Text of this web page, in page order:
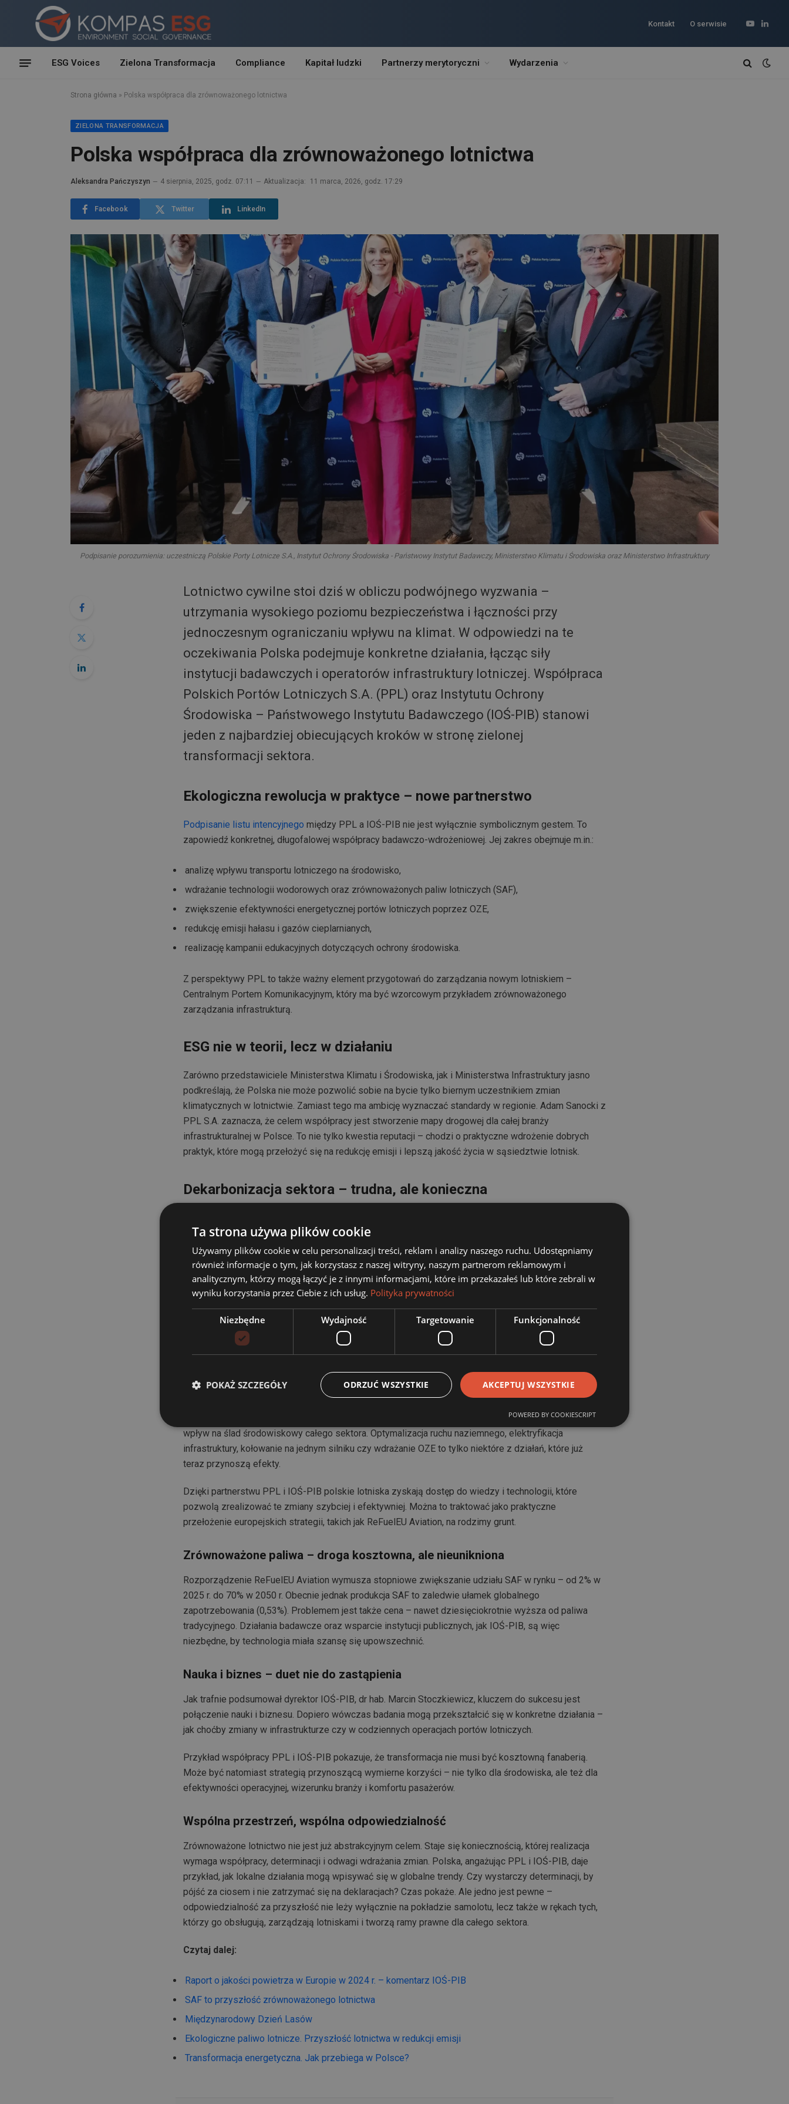
Kontakt O serwisie
YouTube
ESG Voices Zielona Transformacja Compliance Kapitał ludzki Partnerzy merytoryczni Wydarzenia
Strona główna » Polska współpraca dla zrównoważonego lotnictwa
ZIELONA TRANSFORMACJA
Polska współpraca dla zrównoważonego lotnictwa
Aleksandra Pańczyszyn 4 sierpnia, 2025, godz. 07:11 Aktualizacja: 11 marca, 2026, godz. 17:29
Facebook Twitter LinkedIn
Podpisanie porozumienia: uczestniczą Polskie Porty Lotnicze S.A., Instytut Ochrony Środowiska - Państwowy Instytut Badawczy, Ministerstwo Klimatu i Środowiska oraz Ministerstwo Infrastruktury
Lotnictwo cywilne stoi dziś w obliczu podwójnego wyzwania –
utrzymania wysokiego poziomu bezpieczeństwa i łączności przy
jednoczesnym ograniczaniu wpływu na klimat. W odpowiedzi na te
oczekiwania Polska podejmuje konkretne działania, łącząc siły
instytucji badawczych i operatorów infrastruktury lotniczej. Współpraca
Polskich Portów Lotniczych S.A. (PPL) oraz Instytutu Ochrony
Środowiska – Państwowego Instytutu Badawczego (IOŚ-PIB) stanowi
jeden z najbardziej obiecujących kroków w stronę zielonej
transformacji sektora.
Ekologiczna rewolucja w praktyce – nowe partnerstwo
Podpisanie listu intencyjnego między PPL a IOŚ-PIB nie jest wyłącznie symbolicznym gestem. To
zapowiedź konkretnej, długofalowej współpracy badawczo-wdrożeniowej. Jej zakres obejmuje m.in.:
analizę wpływu transportu lotniczego na środowisko,
wdrażanie technologii wodorowych oraz zrównoważonych paliw lotniczych (SAF),
zwiększenie efektywności energetycznej portów lotniczych poprzez OZE,
redukcję emisji hałasu i gazów cieplarnianych,
realizację kampanii edukacyjnych dotyczących ochrony środowiska.
Z perspektywy PPL to także ważny element przygotowań do zarządzania nowym lotniskiem –
Centralnym Portem Komunikacyjnym, który ma być wzorcowym przykładem zrównoważonego
zarządzania infrastrukturą.
ESG nie w teorii, lecz w działaniu
Zarówno przedstawiciele Ministerstwa Klimatu i Środowiska, jak i Ministerstwa Infrastruktury jasno
podkreślają, że Polska nie może pozwolić sobie na bycie tylko biernym uczestnikiem zmian
klimatycznych w lotnictwie. Zamiast tego ma ambicję wyznaczać standardy w regionie. Adam Sanocki z
PPL S.A. zaznacza, że celem współpracy jest stworzenie mapy drogowej dla całej branży
infrastrukturalnej w Polsce. To nie tylko kwestia reputacji – chodzi o praktyczne wdrożenie dobrych
praktyk, które mogą przełożyć się na redukcję emisji i lepszą jakość życia w sąsiedztwie lotnisk.
Dekarbonizacja sektora – trudna, ale konieczna
lotnictwa odpowiadał w 2023 r. za 2,5% światowych emisji CO₂. Co więcej – niemal połowa całkowitych
emisji z lat 1940–2019 miała miejsce po 2000 r. Przekaz jest jednoznaczny: trzeba działać, i to
szybko.
Dekarbonizacja to wyzwanie, które wiąże się z barierami: wysokimi kosztami SAF, ograniczonymi
zdolnościami produkcyjnymi, opóźnieniami w odnawianiu floty czy ograniczonym dostępem do
niektórych przestrzeni powietrznych z powodu konfliktów zbrojnych. Mimo to EASA i Komisja
Europejska wskazują, że rozwiązanie tych problemów jest możliwe – pod warunkiem skoordynowanej
współpracy wszystkich interesariuszy.
Lotniska – ukryty potencjał transformacji
Choć na pierwszy rzut oka wydają się jedynie punktem wylotu i przylotu, porty lotnicze mają ogromny
wpływ na ślad środowiskowy całego sektora. Optymalizacja ruchu naziemnego, elektryfikacja
infrastruktury, kołowanie na jednym silniku czy wdrażanie OZE to tylko niektóre z działań, które już
teraz przynoszą efekty.
Dzięki partnerstwu PPL i IOŚ-PIB polskie lotniska zyskają dostęp do wiedzy i technologii, które
pozwolą zrealizować te zmiany szybciej i efektywniej. Można to traktować jako praktyczne
przełożenie europejskich strategii, takich jak ReFuelEU Aviation, na rodzimy grunt.
Zrównoważone paliwa – droga kosztowna, ale nieunikniona
Rozporządzenie ReFuelEU Aviation wymusza stopniowe zwiększanie udziału SAF w rynku – od 2% w
2025 r. do 70% w 2050 r. Obecnie jednak produkcja SAF to zaledwie ułamek globalnego
zapotrzebowania (0,53%). Problemem jest także cena – nawet dziesięciokrotnie wyższa od paliwa
tradycyjnego. Działania badawcze oraz wsparcie instytucji publicznych, jak IOŚ-PIB, są więc
niezbędne, by technologia miała szansę się upowszechnić.
Nauka i biznes – duet nie do zastąpienia
Jak trafnie podsumował dyrektor IOŚ-PIB, dr hab. Marcin Stoczkiewicz, kluczem do sukcesu jest
połączenie nauki i biznesu. Dopiero wówczas badania mogą przekształcić się w konkretne działania –
jak choćby zmiany w infrastrukturze czy w codziennych operacjach portów lotniczych.
Przykład współpracy PPL i IOŚ-PIB pokazuje, że transformacja nie musi być kosztowną fanaberią.
Może być natomiast strategią przynoszącą wymierne korzyści – nie tylko dla środowiska, ale też dla
efektywności operacyjnej, wizerunku branży i komfortu pasażerów.
Wspólna przestrzeń, wspólna odpowiedzialność
Zrównoważone lotnictwo nie jest już abstrakcyjnym celem. Staje się koniecznością, której realizacja
wymaga współpracy, determinacji i odwagi wdrażania zmian. Polska, angażując PPL i IOŚ-PIB, daje
przykład, jak lokalne działania mogą wpisywać się w globalne trendy. Czy wystarczy determinacji, by
pójść za ciosem i nie zatrzymać się na deklaracjach? Czas pokaże. Ale jedno jest pewne –
odpowiedzialność za przyszłość nie leży wyłącznie na pokładzie samolotu, lecz także w rękach tych,
którzy go obsługują, zarządzają lotniskami i tworzą ramy prawne dla całego sektora.
Czytaj dalej:
Raport o jakości powietrza w Europie w 2024 r. – komentarz IOŚ-PIB
SAF to przyszłość zrównoważonego lotnictwa
Międzynarodowy Dzień Lasów
Ekologiczne paliwo lotnicze. Przyszłość lotnictwa w redukcji emisji
Transformacja energetyczna. Jak przebiega w Polsce?
Ta strona używa plików cookie
Używamy plików cookie w celu personalizacji treści, reklam i analizy naszego ruchu. Udostępniamy
również informacje o tym, jak korzystasz z naszej witryny, naszym partnerom reklamowym i
analitycznym, którzy mogą łączyć je z innymi informacjami, które im przekazałeś lub które zebrali w
wyniku korzystania przez Ciebie z ich usług. Polityka prywatności
Niezbędne Wydajność Targetowanie Funkcjonalność
AKCEPTUJ WSZYSTKIE
ODRZUĆ WSZYSTKIE
POKAŻ SZCZEGÓŁY
POWERED BY COOKIESCRIPT